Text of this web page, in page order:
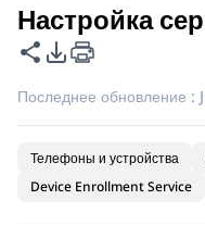
Настройка
Поделиться этой
Параметры
Последнее обновление :
Телефоны и устройства
Device Enrollment Service